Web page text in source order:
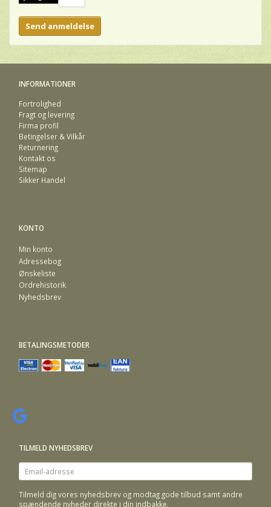
Send anmeldelse
INFORMATIONER
Fortrolighed
Fragt og levering
Firma profil
Betingelser & Vilkår
Returnering
Kontakt os
Sitemap
Sikker Handel
KONTO
Min konto
Adressebog
Ønskeliste
Ordrehistorik
Nyhedsbrev
BETALINGSMETODER
TILMELD NYHEDSBREV
Email-
adresse
Tilmeld dig vores nyhedsbrev og modtag gode tilbud samt andre
spændende nyheder direkte i din indbakke.